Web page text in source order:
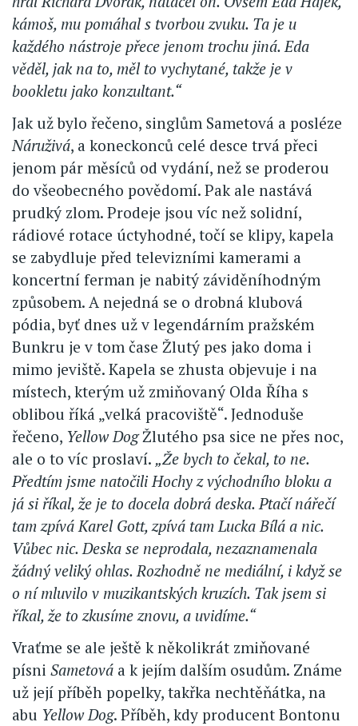
kámoš, mu pomáhal s tvorbou zvuku. Ta je u
každého nástroje přece jenom trochu jiná. Eda
věděl, jak na to, měl to vychytané, takže je v
bookletu jako konzultant.“
Jak už bylo řečeno, singlům Sametová a posléze
Náruživá, a koneckonců celé desce trvá přeci
jenom pár měsíců od vydání, než se proderou
do všeobecného povědomí. Pak ale nastává
prudký zlom. Prodeje jsou víc než solidní,
rádiové rotace úctyhodné, točí se klipy, kapela
se zabydluje před televizními kamerami a
koncertní ferman je nabitý záviděníhodným
způsobem. A nejedná se o drobná klubová
pódia, byť dnes už v legendárním pražském
Bunkru je v tom čase Žlutý pes jako doma i
mimo jeviště. Kapela se zhusta objevuje i na
místech, kterým už zmiňovaný Olda Říha s
oblibou říká „velká pracoviště“. Jednoduše
řečeno, Yellow DogŽlutého psa sice ne přes noc,
ale o to víc proslaví. „Že bych to čekal, to ne.
Předtím jsme natočili Hochy z východního bloku a
já si říkal, že je to docela dobrá deska. Ptačí nářečí
tam zpívá Karel Gott, zpívá tam Lucka Bílá a nic.
Vůbec nic. Deska se neprodala, nezaznamenala
žádný veliký ohlas. Rozhodně ne mediální, i když se
o ní mluvilo v muzikantských kruzích. Tak jsem si
říkal, že to zkusíme znovu, a uvidíme.“
Vraťme se ale ještě k několikrát zmiňované
písni Sametová a k jejím dalším osudům. Známe
už její příběh popelky, takřka nechtěňátka, na
abu Yellow Dog. Příběh, kdy producent Bontonu